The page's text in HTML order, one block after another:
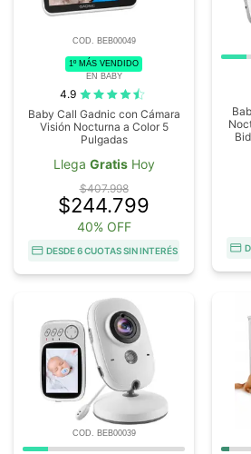
COD. BEB00049
1º MÁS VENDIDO
EN BABY
4.9
Baby Call Gadnic con Cámara
Visión Nocturna a Color 5
Pulgadas
Llega GratisHoy
$407.998
$244.799
40% OFF
DESDE 6 CUOTAS SIN INTERÉS
COD. BEB00039